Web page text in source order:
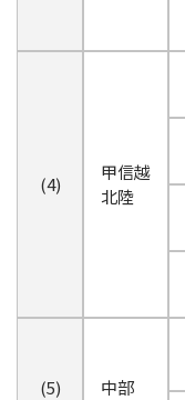
(4)
甲信越
北陸
(5) 中部